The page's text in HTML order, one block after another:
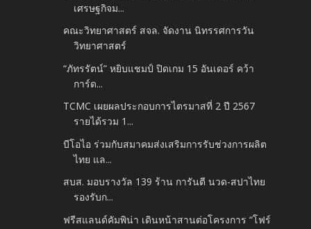
เศรษฐกิจม...
คณะวิทยาศาสตร์ สจล. จัดงาน นิทรรศการวัน
วิทยาศาสตร์
“ภัทรรัตน์” หยิบแชมป์ ปิดเกม 15 อันเดอร์ คว้า
การ์ด...
TCMC เผยผลประกอบการไตรมาสที่ 2 ปี 2567
รายได้รวม 1...
บีโอไอ ร่วมกับสมาคมส่งเสริมการรับช่วงการผลิต
ไทย แล...
สบส. มอบรางวัล 139 ร้าน การันตี นวด-สปาไทย
รองรับก...
ฟรีสแลนด์คัมพิน่า เดินหน้าสานต่อโครงการ “โฟร์